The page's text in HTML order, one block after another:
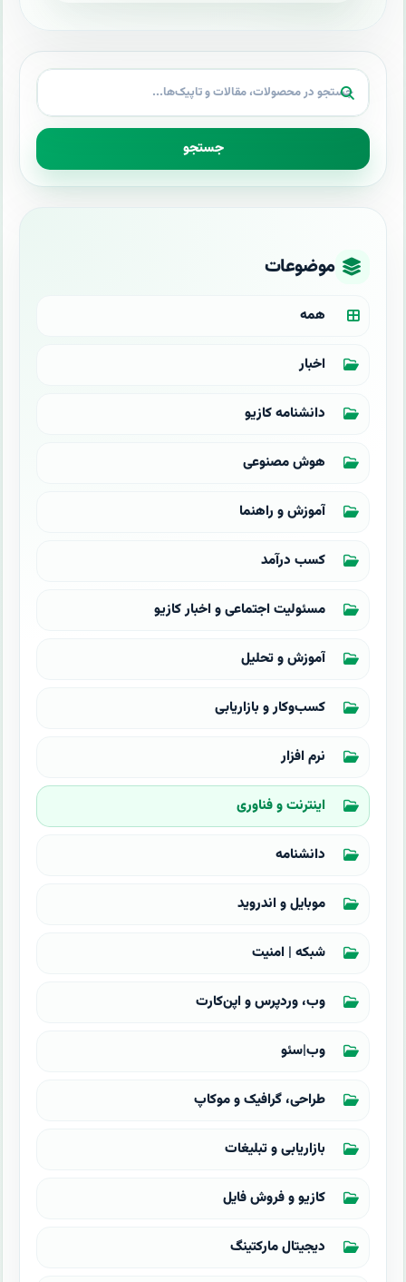
جستجو
موضوعات
همه
اخبار
دانشنامه کازیو
هوش مصنوعی
آموزش و راهنما
کسب درآمد
مسئولیت اجتماعی و اخبار کازیو
آموزش و تحلیل
کسب‌وکار و بازاریابی
نرم افزار
اینترنت و فناوری
دانشنامه
موبایل و اندروید
شبکه | امنیت
وب، وردپرس و اپن‌کارت
وب|سئو
طراحی، گرافیک و موکاپ
بازاریابی و تبلیغات
کازیو و فروش فایل
دیجیتال مارکتینگ